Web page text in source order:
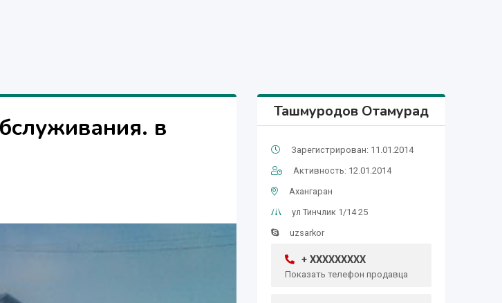
в
Ташмуродов Отамурад
Зарегистрирован: 11.01.2014
Активность: 12.01.2014
Ахангаран
ул Тинчлик 1/14 25
uzsarkor
+ XXXXXXXXX
Показать телефон продавца